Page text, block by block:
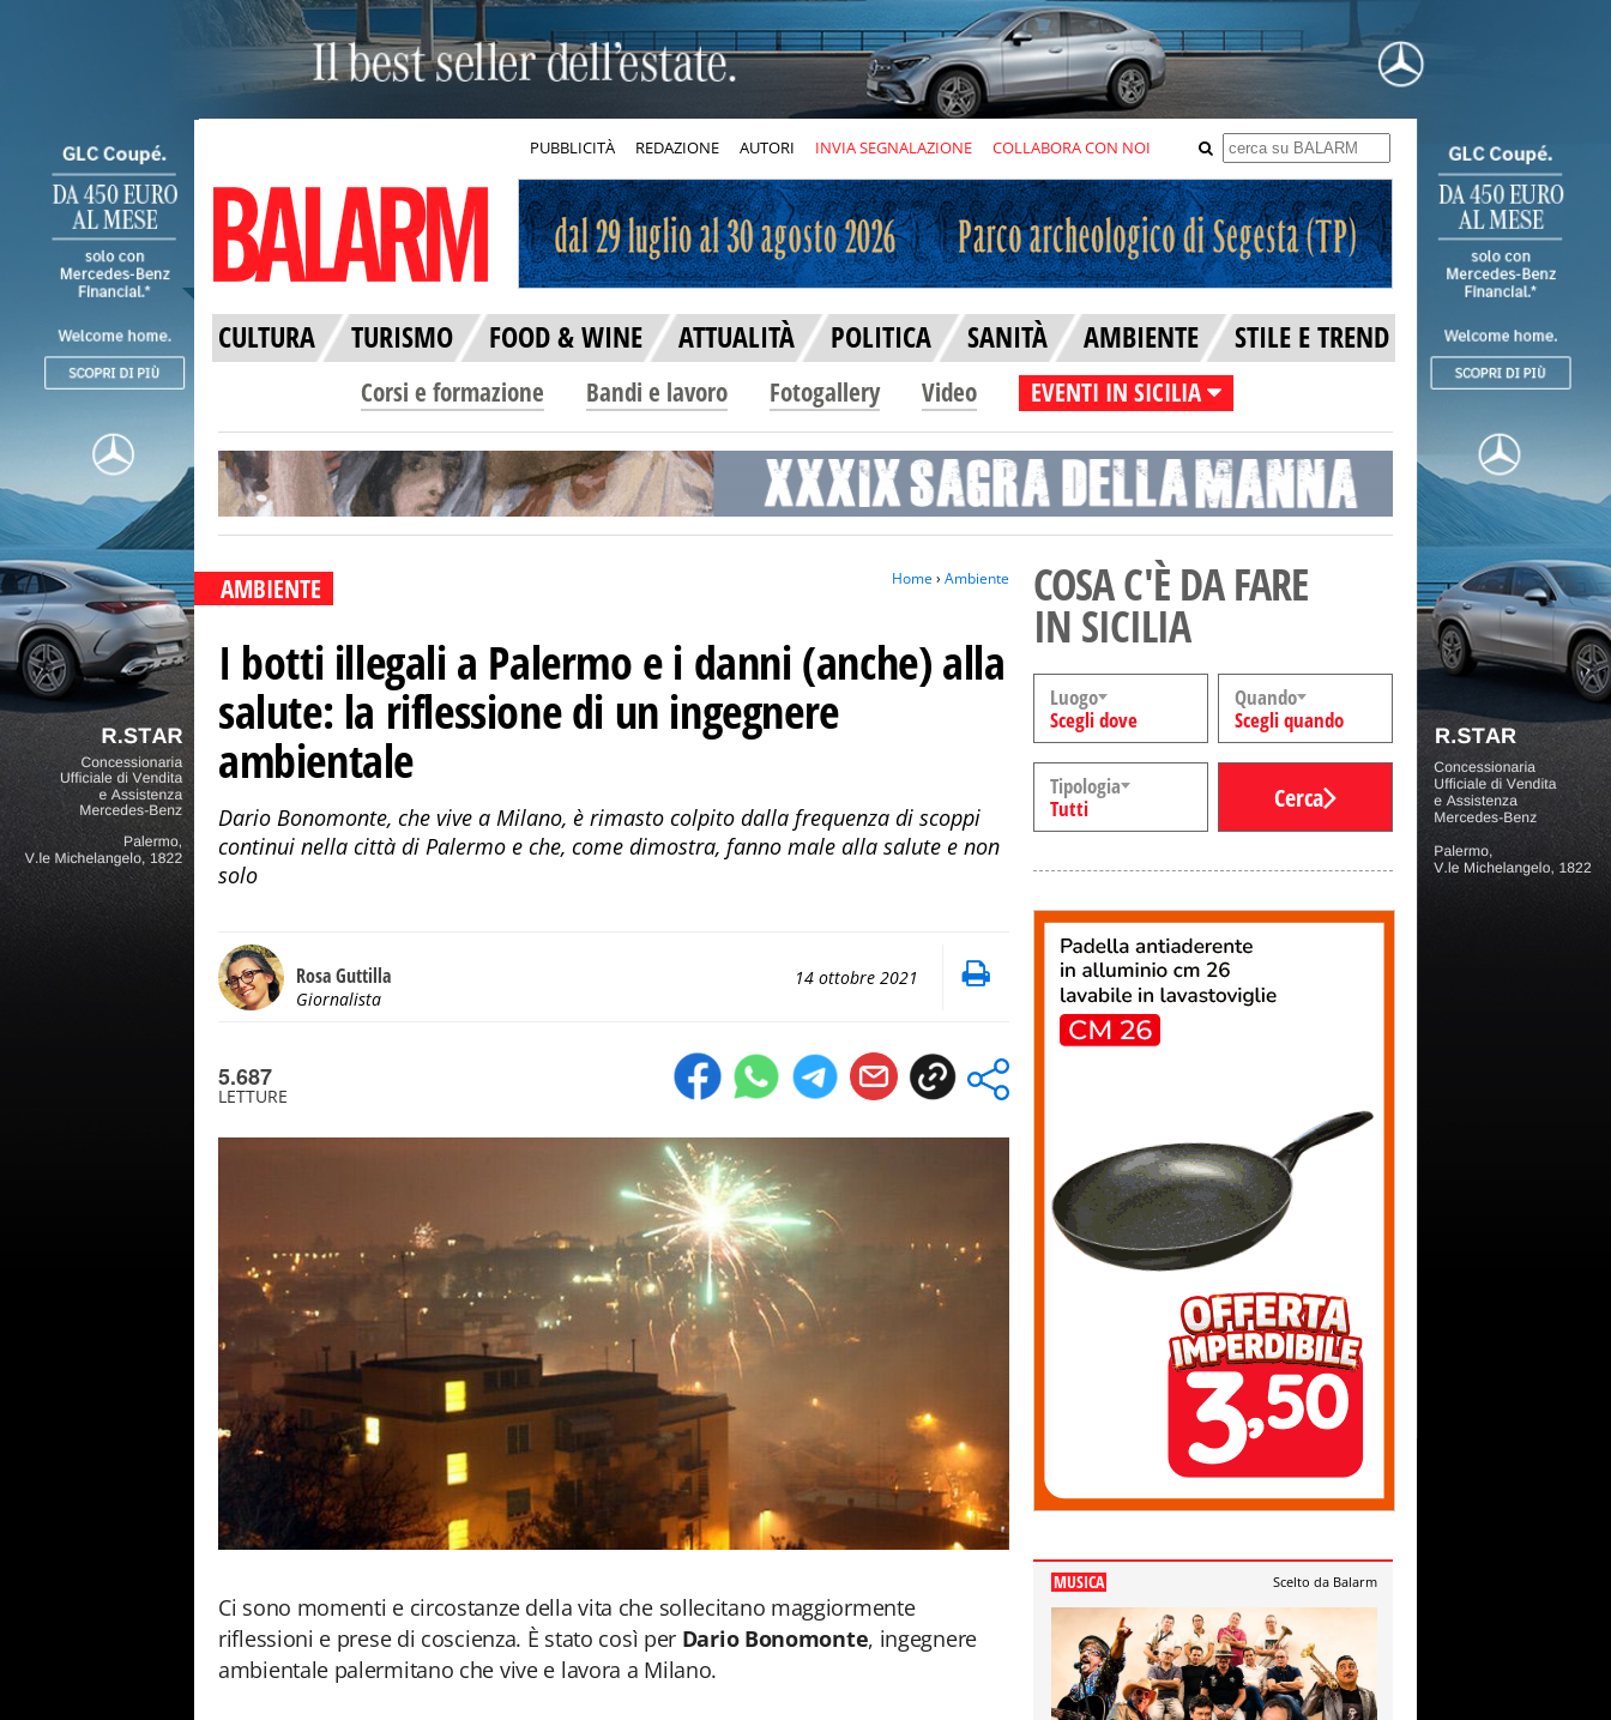
PUBBLICITÀ REDAZIONE AUTORI INVIA SEGNALAZIONE COLLABORA CON NOI
CULTURA TURISMO FOOD & WINE ATTUALITÀ POLITICA SANITÀ AMBIENTE STILE E TREND
Corsi e formazione Bandi e lavoro Fotogallery Video EVENTI IN SICILIA
AMBIENTE Home› Ambiente
I botti illegali a Palermo e i danni (anche) alla
salute: la riflessione di un ingegnere
ambientale
Dario Bonomonte, che vive a Milano, è rimasto colpito dalla frequenza di scoppi
continui nella città di Palermo e che, come dimostra, fanno male alla salute e non
solo
Rosa Guttilla
Giornalista
14 ottobre 2021
5.687
LETTURE
Ci sono momenti e circostanze della vita che sollecitano maggiormente
riflessioni e prese di coscienza. È stato così per Dario Bonomonte, ingegnere
ambientale palermitano che vive e lavora a Milano.
COSA C'È DA FARE
IN SICILIA
Luogo
Scegli dove
Quando
Scegli quando
Tipologia
Tutti
Cerca
MUSICA Scelto da Balarm